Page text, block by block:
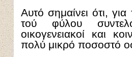
Αυτό σημαίνει ότι,
τού φύλου
οικογενειακοί και
πολύ μικρό ποσοστό